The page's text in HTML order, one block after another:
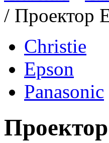
/ Проектор
Christie
Epson
Panasonic